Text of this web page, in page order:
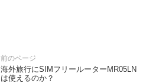
海外旅行にSIMフリールーターMR05LN
は使えるのか？